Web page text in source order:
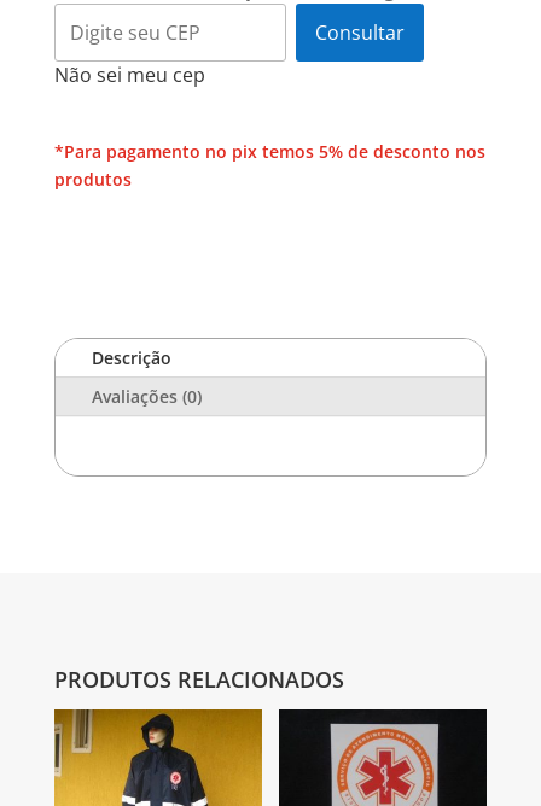
Consultar
Não sei meu cep
*Para pagamento no pix temos 5% de desconto nos
produtos
Descrição
Avaliações (0)
PRODUTOS RELACIONADOS